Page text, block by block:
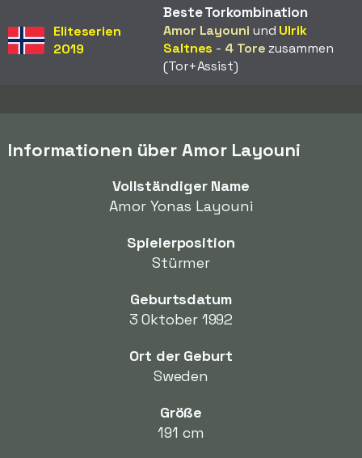
Eliteserien
2019
Beste Torkombination
Amor Layouni und Ulrik
Saltnes - 4 Torezusammen
(Tor+Assist)
Informationen über Amor Layouni
Vollständiger Name
Amor Yonas Layouni
Spielerposition
Stürmer
Geburtsdatum
3 Oktober 1992
Ort der Geburt
Sweden
Größe
191 cm